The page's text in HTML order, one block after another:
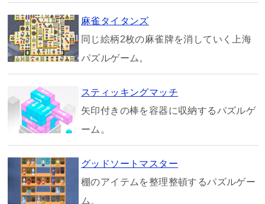
麻雀タイタンズ
同じ絵柄2枚の麻雀牌を消していく上海
パズルゲーム。
スティッキングマッチ
矢印付きの棒を容器に収納するパズルゲ
ーム。
グッドソートマスター
棚のアイテムを整理整頓するパズルゲー
ム。